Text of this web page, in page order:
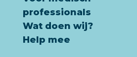
professionals
Wat doen wij?
Help mee